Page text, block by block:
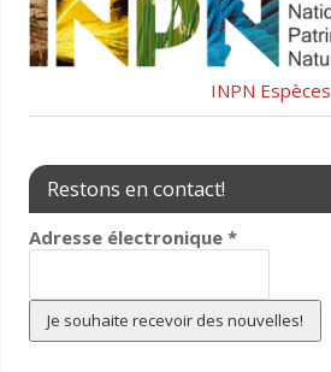
INPN Espèces
Restons en contact!
Adresse électronique *